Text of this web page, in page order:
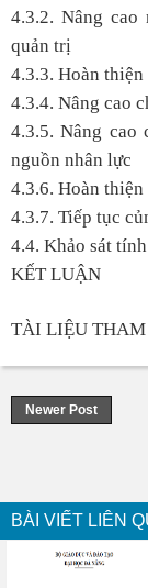
4.3.2. Nâng
quản trị
4.3.3. Hoàn
4.3.4. Nâng cao
4.3.5. Nâng cao
nguồn nhân lực
4.3.6. Hoàn
4.3.7. Tiếp tục
4.4. Khảo sát
KẾT LUẬN
TÀI LIỆU
Newer Post
BÀI VIẾT LIÊN